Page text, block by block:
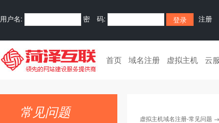
用户名: 密 码: 注册
首页 域名注册 虚拟主机 云
常见问题 虚拟主机域名注册-常见问题